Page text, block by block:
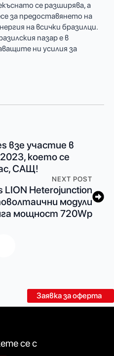
Заявка за оферта
се разширява, а
за предоставянето на
на всички бразилци.
пазар е в
ни усилия за
взе участие в
което се
САЩ!
NEXT POST
LION Heterojunction
модули
мощност 720Wp
се с